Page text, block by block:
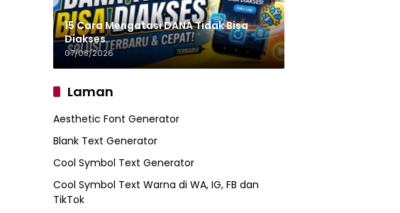
15 Cara Mengatasi DANA Tidak Bisa
Diakses
07/08/2026
Laman
Aesthetic Font Generator
Blank Text Generator
Cool Symbol Text Generator
Cool Symbol Text Warna di WA, IG, FB dan
TikTok